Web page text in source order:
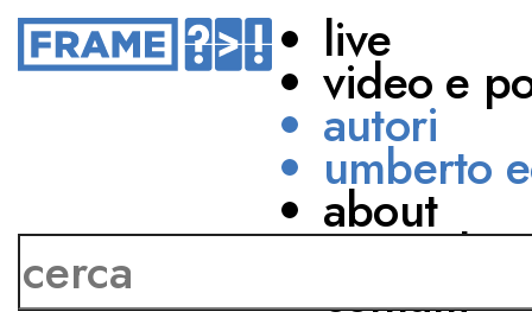
live
video e
autori
umberto
about
network
contatti
Giovanna Cosenza